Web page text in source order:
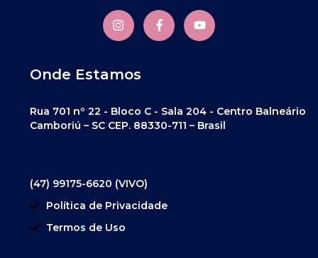
Onde Estamos
Rua 701 nº 22 - Bloco C - Sala 204 - Centro Balneário
Camboriú – SC CEP. 88330-711 – Brasil
(47) 99175-6620 (VIVO)
Política de Privacidade
Termos de Uso